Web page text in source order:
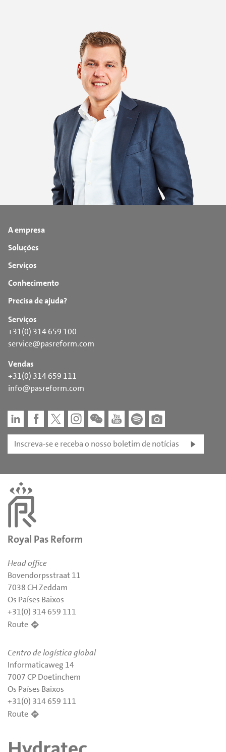
A empresa
Soluções
Serviços
Conhecimento
Precisa de ajuda?
Serviços
+31(0) 314 659 100
service@pasreform.com
Vendas
+31(0) 314 659 111
info@pasreform.com
Inscreva-se e receba o nosso boletim de notícias
Royal Pas Reform
Head office
Bovendorpsstraat 11
7038 CH Zeddam
Os Países Baixos
+31(0) 314 659 111
Route
Centro de logística global
Informaticaweg 14
7007 CP Doetinchem
Os Países Baixos
+31(0) 314 659 111
Route